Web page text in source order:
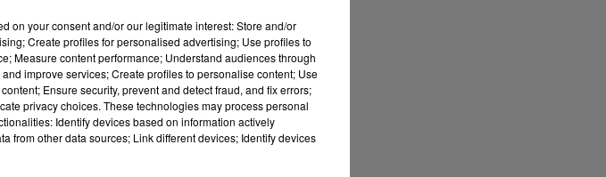
Si vous souhaitez l'afficher,
on your consent and/or our legitimate interest: Store and/or
Create profiles for personalised advertising; Use profiles to
Measure content performance; Understand audiences through
improve services; Create profiles to personalise content; Use
Ensure security, prevent and detect fraud, and fix errors;
privacy choices. These technologies may process personal
Identify devices based on information actively
from other data sources; Link different devices; Identify devices